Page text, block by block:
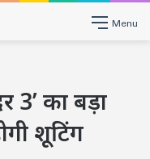
Menu
3’ का बड़ा
शूटिंग